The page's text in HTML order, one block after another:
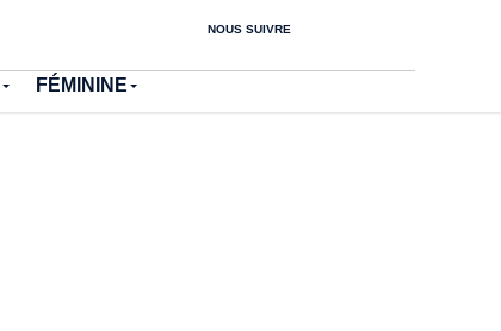
NOUS SUIVRE
FÉMININE